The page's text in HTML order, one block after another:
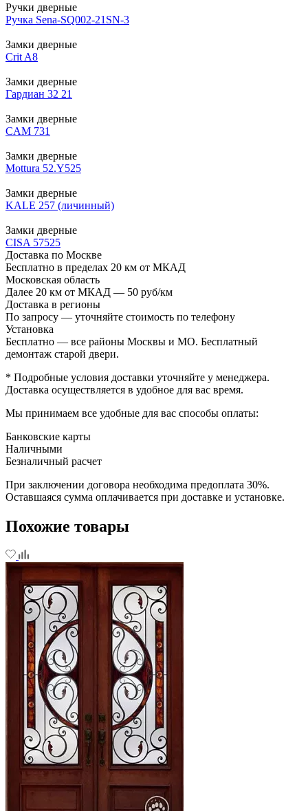
Ручки дверные
Ручка Sena-SQ002-21SN-3
Замки дверные
Crit A8
Замки дверные
Гардиан 32 21
Замки дверные
CAM 731
Замки дверные
Mottura 52.Y525
Замки дверные
KALE 257 (личинный)
Замки дверные
CISA 57525
Доставка по Москве
Бесплатно в пределах 20 км от МКАД
Московская область
Далее 20 км от МКАД — 50 руб/км
Доставка в регионы
По запросу — уточняйте стоимость по телефону
Установка
Бесплатно — все районы Москвы и МО. Бесплатный
демонтаж старой двери.
* Подробные условия доставки уточняйте у менеджера.
Доставка осуществляется в удобное для вас время.
Мы принимаем все удобные для вас способы оплаты:
Банковские карты
Наличными
Безналичный расчет
При заключении договора необходима предоплата 30%.
Оставшаяся сумма оплачивается при доставке и установке.
Похожие товары